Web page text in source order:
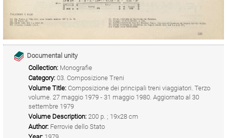
Documental unity
Collection: Monografie
Category: 03. Composizione Treni
Volume Title: Composizione dei principali treni viaggiatori. Terzo
volume. 27 maggio 1979 - 31 maggio 1980. Aggiornato al 30
settembre 1979
Volume Description: 200 p. ; 19x28 cm
Author: Ferrovie dello Stato